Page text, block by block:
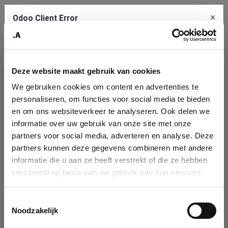
Deze website maakt gebruik van cookies
We gebruiken cookies om content en advertenties te
personaliseren, om functies voor social media te bieden
en om ons websiteverkeer te analyseren. Ook delen we
informatie over uw gebruik van onze site met onze
partners voor social media, adverteren en analyse. Deze
partners kunnen deze gegevens combineren met andere
informatie die u aan ze heeft verstrekt of die ze hebben
verzameld op basis van uw gebruik van hun services.
Noodzakelijk
Company
Identification
Please fill in your company details
You can search a company in our database by name, VAT or
enterprise ID. When a company is selected it will auto-complete the
form. If you don't find your company in our database, you can create
Odoo Client Error ×
service.
See details
Ok